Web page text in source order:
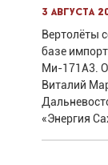
3 августа
Вертолёты
базе
Ми-171А3.
Виталий
«Энергия